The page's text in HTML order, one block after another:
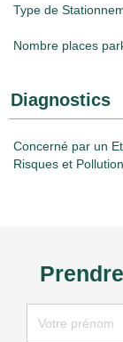
Type de
Nombre places
Diagnostics
Concerné par un
Risques et